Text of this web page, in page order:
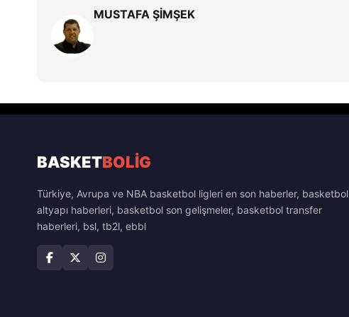
MUSTAFA ŞİMŞEK
BASKETBOLİG
Türkiye, Avrupa ve NBA basketbol ligleri en son haberler, basketbol
altyapı haberleri, basketbol son gelişmeler, basketbol transfer
haberleri, bsl, tb2l, ebbl